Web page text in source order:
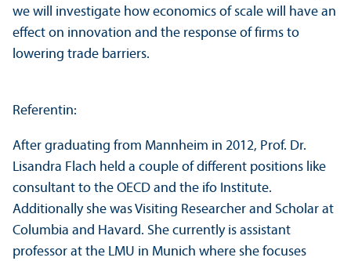
we will investigate how economics of scale will have an
effect on innovation and the response of firms to
lowering trade barriers.
Referentin:
After graduating from Mannheim in 2012, Prof. Dr.
Lisandra Flach held a couple of different positions like
consultant to the OECD and the ifo Institute.
Additionally she was Visiting Researcher and Scholar at
Columbia and Havard. She currently is assistant
professor at the LMU in Munich where she focuses